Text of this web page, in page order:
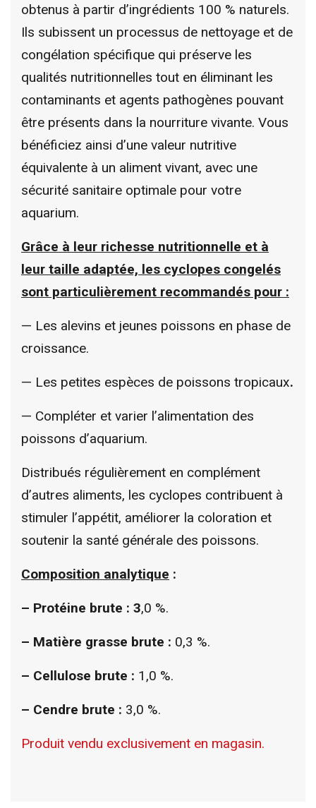
obtenus à partir d’ingrédients 100 % naturels.
Ils subissent un processus de nettoyage et de
congélation spécifique qui préserve les
qualités nutritionnelles tout en éliminant les
contaminants et agents pathogènes pouvant
être présents dans la nourriture vivante. Vous
bénéficiez ainsi d’une valeur nutritive
équivalente à un aliment vivant, avec une
sécurité sanitaire optimale pour votre
aquarium.
Grâce à leur richesse nutritionnelle et à
leur taille adaptée, les cyclopes congelés
sont particulièrement recommandés pour :
— Les alevins et jeunes poissons en phase de
croissance.
— Les petites espèces de poissons tropicaux.
— Compléter et varier l’alimentation des
poissons d’aquarium.
Distribués régulièrement en complément
d’autres aliments, les cyclopes contribuent à
stimuler l’appétit, améliorer la coloration et
soutenir la santé générale des poissons.
Composition analytique :
– Protéine brute : 3,0 %.
– Matière grasse brute : 0,3 %.
– Cellulose brute : 1,0 %.
– Cendre brute : 3,0 %.
Produit vendu exclusivement en magasin.